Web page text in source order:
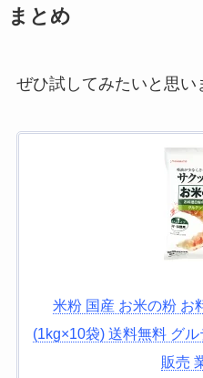
まとめ
ぜひ試してみたいと思い
米粉 国産 お米の粉 お
(1kg×10袋) 送料無料 グ
販売